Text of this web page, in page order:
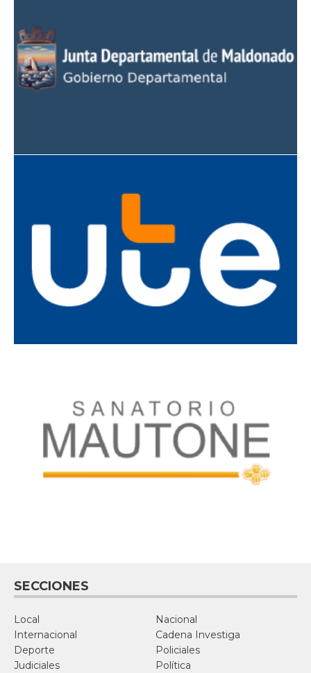
SECCIONES
Local
Nacional
Internacional
Cadena Investiga
Deporte
Policiales
Judiciales
Política